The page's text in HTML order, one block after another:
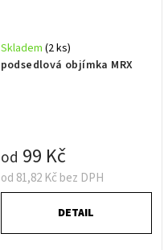
podsedlová objímka MRX
Skladem (2 ks)
od 81,82 Kč bez DPH
od 99 Kč
DETAIL